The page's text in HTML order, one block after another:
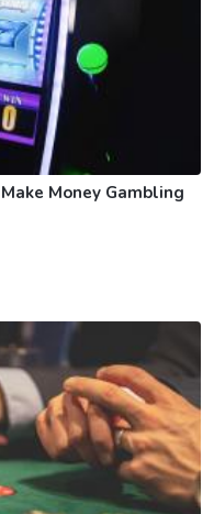
Money Gambling